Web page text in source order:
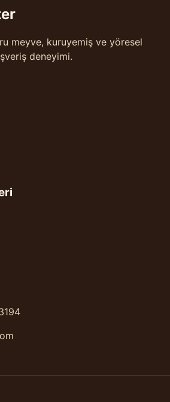
meyve, kuruyemiş ve yöresel
deneyimi.